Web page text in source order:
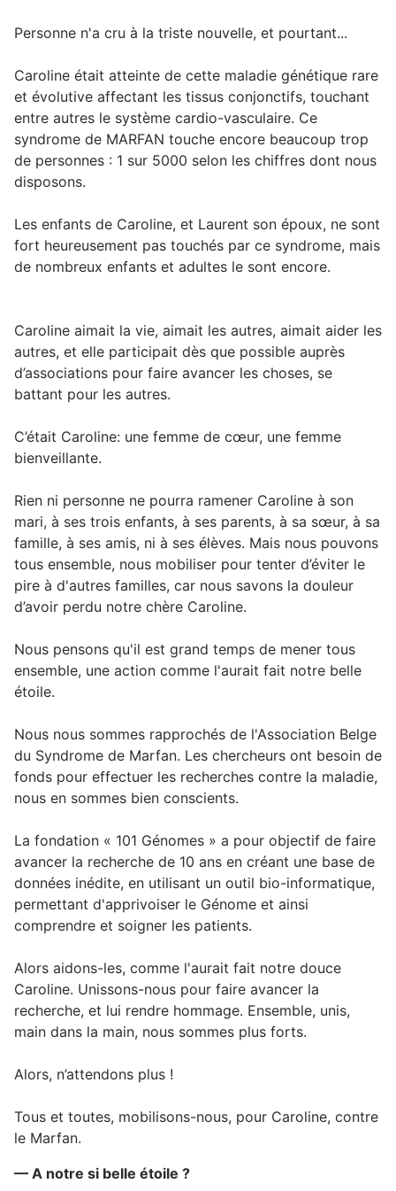
Personne n'a cru à la triste nouvelle, et pourtant...
Caroline était atteinte de cette maladie génétique rare
et évolutive affectant les tissus conjonctifs, touchant
entre autres le système cardio-vasculaire. Ce
syndrome de MARFAN touche encore beaucoup trop
de personnes : 1 sur 5000 selon les chiffres dont nous
disposons.
Les enfants de Caroline, et Laurent son époux, ne sont
fort heureusement pas touchés par ce syndrome, mais
de nombreux enfants et adultes le sont encore.
Caroline aimait la vie, aimait les autres, aimait aider les
autres, et elle participait dès que possible auprès
d’associations pour faire avancer les choses, se
battant pour les autres.
C’était Caroline: une femme de cœur, une femme
bienveillante.
Rien ni personne ne pourra ramener Caroline à son
mari, à ses trois enfants, à ses parents, à sa sœur, à sa
famille, à ses amis, ni à ses élèves. Mais nous pouvons
tous ensemble, nous mobiliser pour tenter d’éviter le
pire à d'autres familles, car nous savons la douleur
d’avoir perdu notre chère Caroline.
Nous pensons qu'il est grand temps de mener tous
ensemble, une action comme l'aurait fait notre belle
étoile.
Nous nous sommes rapprochés de l'Association Belge
du Syndrome de Marfan. Les chercheurs ont besoin de
fonds pour effectuer les recherches contre la maladie,
nous en sommes bien conscients.
La fondation « 101 Génomes » a pour objectif de faire
avancer la recherche de 10 ans en créant une base de
données inédite, en utilisant un outil bio-informatique,
permettant d'apprivoiser le Génome et ainsi
comprendre et soigner les patients.
Alors aidons-les, comme l'aurait fait notre douce
Caroline. Unissons-nous pour faire avancer la
recherche, et lui rendre hommage. Ensemble, unis,
main dans la main, nous sommes plus forts.
Alors, n’attendons plus !
Tous et toutes, mobilisons-nous, pour Caroline, contre
le Marfan.
— A notre si belle étoile ?